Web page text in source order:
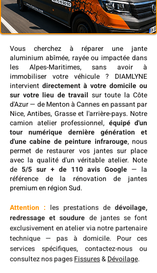
Vous cherchez à réparer une jante
aluminium abîmée, rayée ou impactée dans
les Alpes-Maritimes, sans avoir à
immobiliser votre véhicule ? DIAMLYNE
intervient directement à votre domicile ou
sur votre lieu de travail sur toute la Côte
d'Azur — de Menton à Cannes en passant par
Nice, Antibes, Grasse et l'arrière-pays. Notre
camion atelier professionnel, équipé d'un
tour numérique dernière génération et
d'une cabine de peinture infrarouge, nous
permet de restaurer vos jantes sur place
avec la qualité d'un véritable atelier. Note
de 5/5 sur + de 110 avis Google — la
référence de la rénovation de jantes
premium en région Sud.
Attention : les prestations de dévoilage,
redressage et soudure de jantes se font
exclusivement en ateliervia notre partenaire
technique — pas à domicile. Pour ces
services spécifiques, contactez-nous ou
consultez nos pagesFissures&Dévoilage.